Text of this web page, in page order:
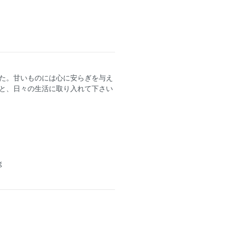
。甘いものには心に安らぎを与え
、日々の生活に取り入れて下さい